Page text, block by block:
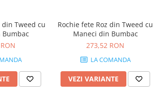
Tweed cu
Rochie fete Roz din Tweed cu
Maneci din Bumbac
273,52 RON
LA COMANDA
VEZI VARIANTE